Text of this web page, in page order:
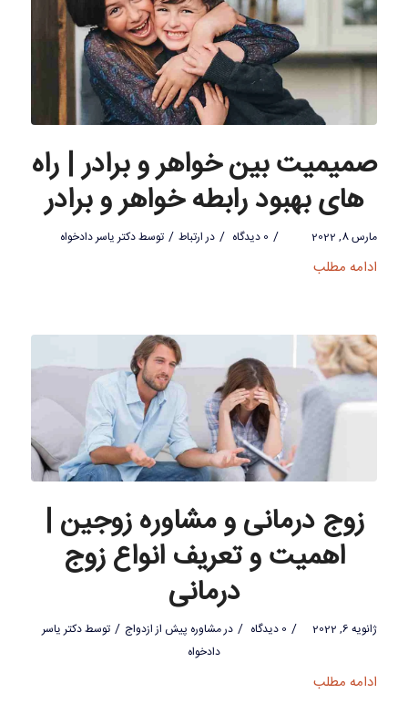
صمیمیت بین خواهر و برادر | راه
های بهبود رابطه خواهر و برادر
مارس 8, 2022 / 0 دیدگاه / در ارتباط / توسطدکتر یاسر دادخواه
ادامه مطلب
زوج درمانی و مشاوره زوجین |
اهمیت و تعریف انواع زوج
درمانی
ژانویه 6, 2022 / 0 دیدگاه / درمشاوره پیش از ازدواج / توسطدکتر یاسر
دادخواه
ادامه مطلب